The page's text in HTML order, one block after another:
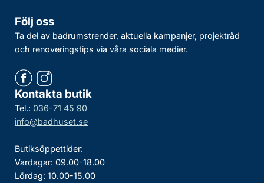
Följ oss
Ta del av badrumstrender, aktuella kampanjer, projektråd
och renoveringstips via våra sociala medier.
Kontakta butik
Tel.: 036-71 45 90
info@badhuset.se
Butiksöppettider:
Vardagar: 09.00-18.00
Lördag: 10.00-15.00